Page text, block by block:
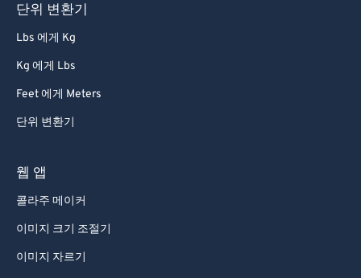
단위 변환기
Lbs 에게 Kg
Kg 에게 Lbs
Feet 에게 Meters
단위 변환기
웹 앱
콜라주 메이커
이미지 크기 조절기
이미지 자르기